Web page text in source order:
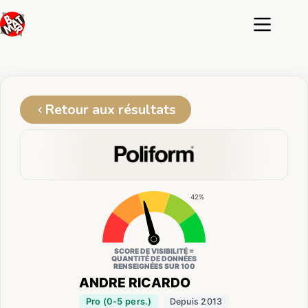
au
contenu
Retour aux résultats
ANDRE RICARDO
Pro (0-5 pers.) Depuis 2013
42%
SCORE DE VISIBILITÉ =
QUANTITÉ DE DONNÉES
RENSEIGNÉES SUR 100